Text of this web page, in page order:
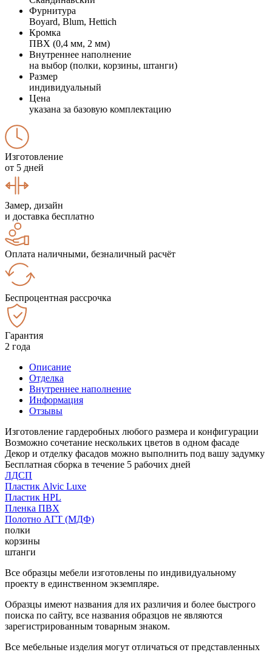
Фурнитура
Boyard, Blum, Hettich
Кромка
ПВХ (0,4 мм, 2 мм)
Внутреннее наполнение
на выбор (полки, корзины, штанги)
Размер
индивидуальный
Цена
указана за базовую комплектацию
Изготовление
от 5 дней
Замер, дизайн
и доставка бесплатно
Оплата наличными, безналичный расчёт
Беспроцентная рассрочка
Гарантия
2 года
Описание
Отделка
Внутреннее наполнение
Информация
Отзывы
Изготовление гардеробных любого размера и конфигурации
Возможно сочетание нескольких цветов в одном фасаде
Декор и отделку фасадов можно выполнить под вашу задумку
Бесплатная сборка в течение 5 рабочих дней
ЛДСП
Пластик Alvic Luxe
Пластик HPL
Пленка ПВХ
Полотно АГТ (МДФ)
полки
корзины
штанги
Все образцы мебели изготовлены по индивидуальному
проекту в единственном экземпляре.
Образцы имеют названия для их различия и более быстрого
поиска по сайту, все названия образцов не являются
зарегистрированным товарным знаком.
Все мебельные изделия могут отличаться от представленных